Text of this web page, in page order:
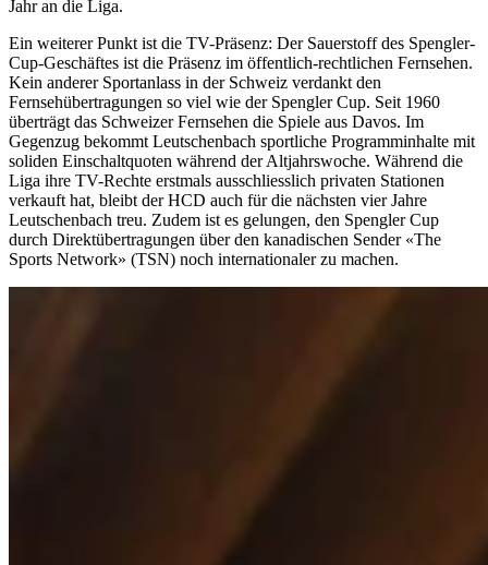
Jahr an die Liga.
Ein weiterer Punkt ist die TV-Präsenz: Der Sauerstoff des Spengler-
Cup-Geschäftes ist die Präsenz im öffentlich-rechtlichen Fernsehen.
Kein anderer Sportanlass in der Schweiz verdankt den
Fernsehübertragungen so viel wie der Spengler Cup. Seit 1960
überträgt das Schweizer Fernsehen die Spiele aus Davos. Im
Gegenzug bekommt Leutschenbach sportliche Programminhalte mit
soliden Einschaltquoten während der Altjahrswoche. Während die
Liga ihre TV-Rechte erstmals ausschliesslich privaten Stationen
verkauft hat, bleibt der HCD auch für die nächsten vier Jahre
Leutschenbach treu. Zudem ist es gelungen, den Spengler Cup
durch Direktübertragungen über den kanadischen Sender «The
Sports Network» (TSN) noch internationaler zu machen.